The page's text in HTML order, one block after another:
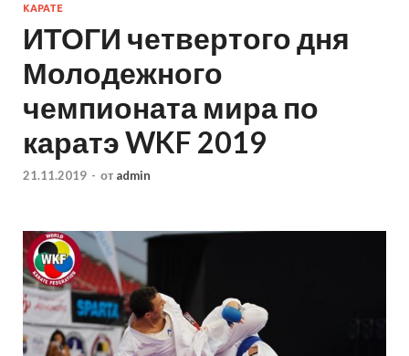
КАРАТЕ
ИТОГИ четвертого дня
Молодежного
чемпионата мира по
каратэ WKF 2019
21.11.2019 - от admin